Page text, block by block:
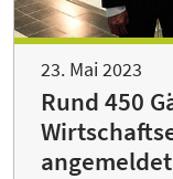
23. Mai 2023
Rund 450
angemeldet